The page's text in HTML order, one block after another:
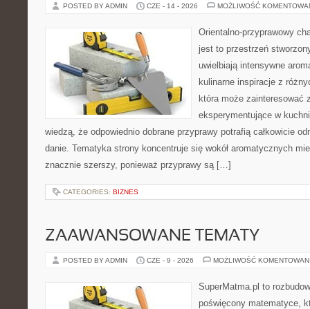
POSTED BY ADMIN CZE - 14 - 2026 MOŻLIWOŚĆ
Orientalno-przyprawowy
jest to przestrzeń
uwielbiają intensywne
kulinarne inspiracje z
która może zainteresować
eksperymentujące w
wiedzą, że odpowiednio dobrane przyprawy potrafią całkowicie
danie. Tematyka strony koncentruje się wokół aromatycznych
znacznie szerszy, ponieważ przyprawy są […]
CATEGORIES: BIZNES
ZAAWANSOWANE TEMATY
POSTED BY ADMIN CZE - 9 - 2026 MOŻLIWOŚĆ
SuperMatma.pl to
poświęcony matematyce,